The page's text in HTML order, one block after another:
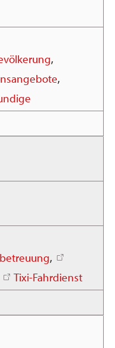
,
,
,
Tixi-Fahrdienst